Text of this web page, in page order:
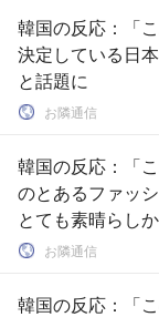
韓国の反応：「
決定している日
と話題に
お隣通信
韓国の反応：「
のとあるファッ
とても素晴らし
お隣通信
韓国の反応：「